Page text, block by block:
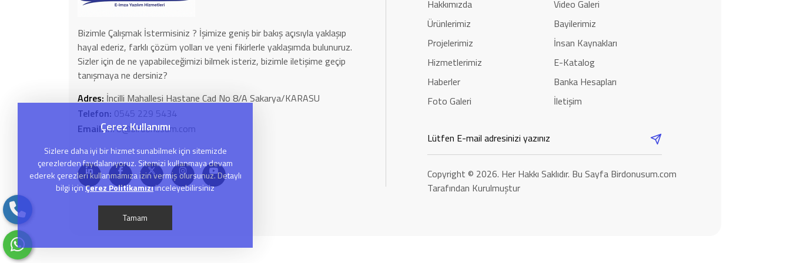
Bizimle Çalışmak İstermisiniz ? İşimize geniş bir bakış açısıyla yaklaşıp
hayal ederiz, farklı çözüm yolları ve yeni fikirlerle yaklaşımda bulunuruz.
Sizler için de ne yapabileceğimizi bilmek isteriz, bizimle iletişime geçip
tanışmaya ne dersiniz?
Adres: İncilli Mahallesi Hastane Cad No 8/A Sakarya/KARASU
Telefon: 0545 229 5434
Email:info@birdonusum.com
Hakkımızda
Ürünlerimiz
Projelerimiz
Hizmetlerimiz
Haberler
Foto Galeri
Video Galeri
Bayilerimiz
İnsan Kaynakları
E-Katalog
Banka Hesapları
İletişim
Copyright © 2026. Her Hakkı Saklıdır. Bu Sayfa Birdonusum.com
Tarafından Kurulmuştur
Çerez Kullanımı
Sizlere daha iyi bir hizmet sunabilmek için sitemizde
çerezlerden faydalanıyoruz. Sitemizi kullanmaya devam
ederek çerezleri kullanmamıza izin vermiş olursunuz. Detaylı
bilgi içinÇerez Politikamızıinceleyebilirsiniz
Tamam